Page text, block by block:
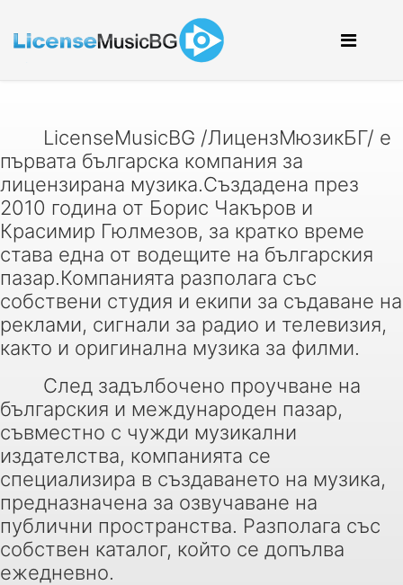
LicenseMusicBG /ЛицензМюзикБГ/ е
първата българска компания за
лицензирана музика.Създадена през
2010 година от Борис Чакъров и
Красимир Гюлмезов, за кратко време
става една от водещите на българския
пазар.Компанията разполага със
собствени студия и екипи за съдаване на
реклами, сигнали за радио и телевизия,
както и оригинална музика за филми.
След задълбочено проучване на
българския и международен пазар,
съвместно с чужди музикални
издателства, компанията се
специализира в създаването на музика,
предназначена за озвучаване на
публични пространства. Разполага със
собствен каталог, който се допълва
ежедневно.